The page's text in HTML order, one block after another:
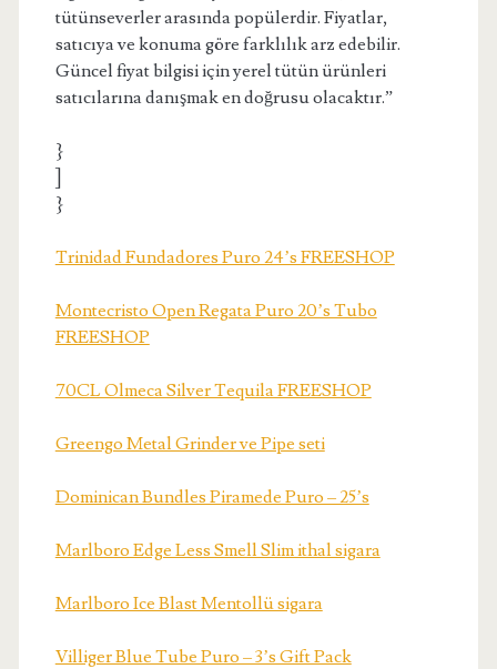
tütünseverler arasında popülerdir. Fiyatlar,
satıcıya ve konuma göre farklılık arz edebilir.
Güncel fiyat bilgisi için yerel tütün ürünleri
satıcılarına danışmak en doğrusu olacaktır.”
}
}
Trinidad Fundadores Puro 24’s FREESHOP
Montecristo Open Regata Puro 20’s Tubo
FREESHOP
70CL Olmeca Silver Tequila FREESHOP
Greengo Metal Grinder ve Pipe seti
Dominican Bundles Piramede Puro – 25’s
Marlboro Edge Less Smell Slim ithal sigara
Marlboro Ice Blast Mentollü sigara
Villiger Blue Tube Puro – 3’s Gift Pack